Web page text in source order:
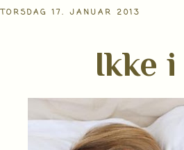
TORSDAG 17. JANUAR 2013
Ikke